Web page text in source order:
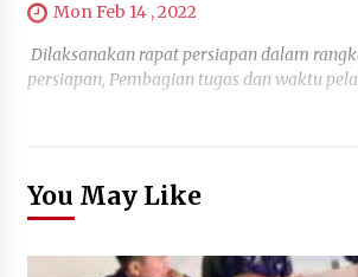
Mon Feb 14 , 2022
Dilaksanakan rapat persiapan dalam
persiapan, Pembagian tugas dan waktu
You May Like